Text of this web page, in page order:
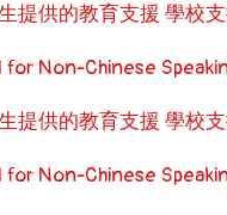
提供的教育支援 學校
Non-Chinese
提供的教育支援 學校
Non-Chinese